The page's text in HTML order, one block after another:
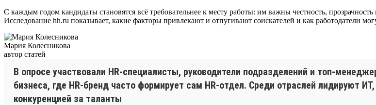
С каждым годом кандидаты становятся всё требовательнее к месту работы: им важны честность,
Исследование hh.ru показывает, какие факторы привлекают и отпугивают соискателей и как работодатели
Мария Колесникова
автор статей
В опросе участвовали HR-специалисты, руководители подразделений и топ-
бизнеса, где HR-бренд часто формирует сам HR-отдел. Среди отраслей лидируют
конкуренцией за таланты